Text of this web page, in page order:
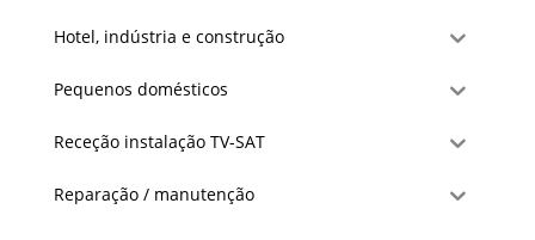
Hotel, indústria e construção
Pequenos domésticos
Receção instalação TV-SAT
Reparação / manutenção